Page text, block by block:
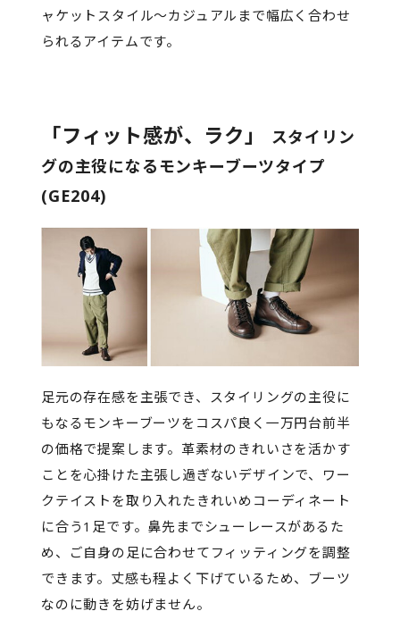
ャケットスタイル～カジュアルまで幅広く合わせ
られるアイテムです。
「フィット感が、ラク」
スタイリン
グの主役になるモンキーブーツタイプ
(GE204)
足元の存在感を主張でき、スタイリングの主役に
もなるモンキーブーツをコスパ良く一万円台前半
の価格で提案します。革素材のきれいさを活かす
ことを心掛けた主張し過ぎないデザインで、ワー
クテイストを取り入れたきれいめコーディネート
に合う1足です。鼻先までシューレースがあるた
め、ご自身の足に合わせてフィッティングを調整
できます。丈感も程よく下げているため、ブーツ
なのに動きを妨げません。